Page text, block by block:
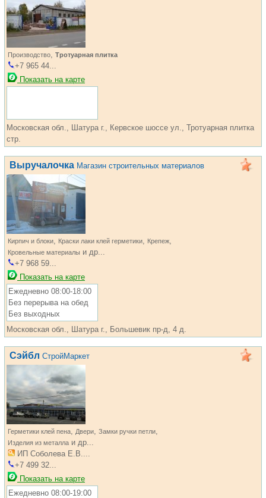
Производство, Тротуарная плитка
+7 965 44...
Показать на карте
Московская обл., Шатура г., Кервское шоссе ул., Тротуарная плитка
стр.
Выручалочка Магазин строительных материалов
Кирпич и блоки, Краски лаки клей герметики, Крепеж,
Кровельные материалы и др...
+7 968 59...
Показать на карте
Ежедневно 08:00-18:00
Без перерыва на обед
Без выходных
Московская обл., Шатура г., Большевик пр-д, 4 д.
Сэйбл СтройМаркет
Герметики клей пена, Двери, Замки ручки петли,
Изделия из металла и др...
ИП Соболева Е.В....
+7 499 32...
Показать на карте
Ежедневно 08:00-19:00